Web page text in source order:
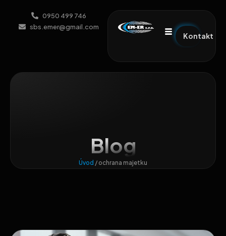
0950 499 746
sbs.emer@gmail.com
Kontakt
Blog
Úvod / ochrana majetku